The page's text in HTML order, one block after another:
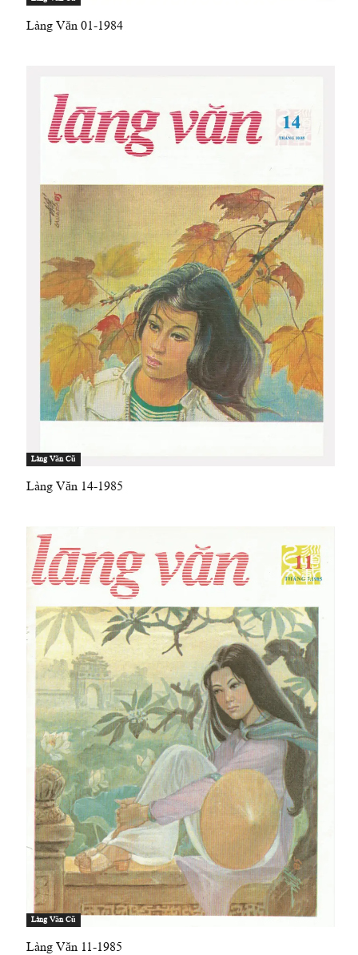
Làng Văn 01-1984
Làng Văn Cũ
Làng Văn 14-1985
Làng Văn Cũ
Làng Văn 11-1985